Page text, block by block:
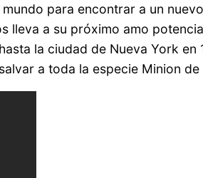
para encontrar a un
lleva a su próximo amo
la ciudad de Nueva York
a toda la especie Minion de